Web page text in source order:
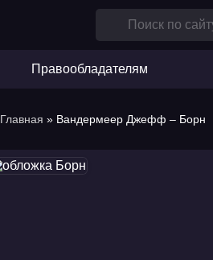
Правообладателям
Главная » Вандермеер Джефф – Борн